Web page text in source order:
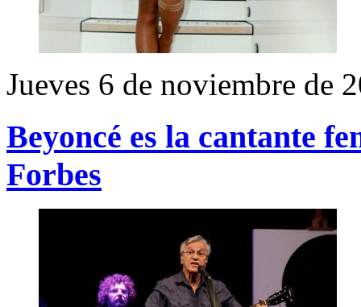
Jueves 6 de noviembre de
Beyoncé es la cantante
Forbes